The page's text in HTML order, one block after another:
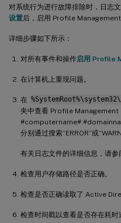
对系统行为进行故障排除时，日志文
设置后，启用 Profile Management
详细步骤如下所示：
对所有事件和操作启用 Profile
在计算机上重现问题。
在
夹中查看 Profile Management
分别通过搜索“ERROR”或
有关日志文件的详细信息，请参
检查用户存储路径是否正确。
检查是否正确读取了 Active
检查时间戳以查看是否存在耗时